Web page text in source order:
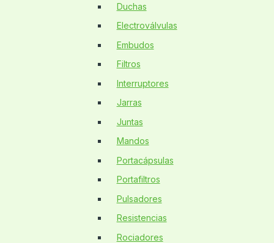
Duchas
Electroválvulas
Embudos
Filtros
Interruptores
Jarras
Juntas
Mandos
Portacápsulas
Portafiltros
Pulsadores
Resistencias
Rociadores